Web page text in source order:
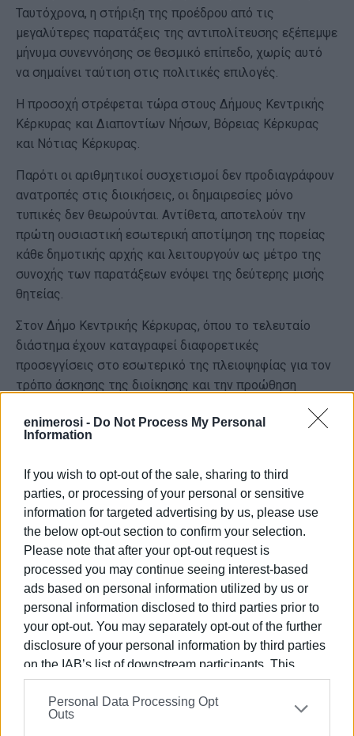
enimerosi - Do Not Process My Personal
Information
If you wish to opt-out of the sale, sharing to third
parties, or processing of your personal or sensitive
information for targeted advertising by us, please use
the below opt-out section to confirm your selection.
Please note that after your opt-out request is
processed you may continue seeing interest-based
ads based on personal information utilized by us or
personal information disclosed to third parties prior to
your opt-out. You may separately opt-out of the further
disclosure of your personal information by third parties
on the IAB’s list of downstream participants. This
information may also be disclosed by us to third parties
on theIAB’s List of Downstream Participants
that may
further disclose it to other third parties.
Personal Data Processing Opt
Outs
Ταυτόχρονα, η στήριξη της προέδρου από τις
μεγαλύτερες παρατάξεις της αντιπολίτευσης εξέπεμψε
μήνυμα συνεννόησης σε θεσμικό επίπεδο, χωρίς αυτό
να σημαίνει ταύτιση στις πολιτικές επιλογές.
Η προσοχή στρέφεται τώρα στους Δήμους Κεντρικής
Κέρκυρας και Διαποντίων Νήσων, Βόρειας Κέρκυρας
και Νότιας Κέρκυρας.
Παρότι οι αριθμητικοί συσχετισμοί δεν προδιαγράφουν
ανατροπές στις διοικήσεις, οι δημαιρεσίες μόνο
τυπικές δεν θεωρούνται. Αντίθετα, αποτελούν την
πρώτη ουσιαστική εσωτερική αποτίμηση της πορείας
κάθε δημοτικής αρχής και λειτουργούν ως μέτρο της
συνοχής των παρατάξεων ενόψει της δεύτερης μισής
θητείας.
Στον Δήμο Κεντρικής Κέρκυρας, όπου το τελευταίο
διάστημα έχουν καταγραφεί διαφορετικές
προσεγγίσεις στο εσωτερικό της πλειοψηφίας για τον
τρόπο άσκησης της διοίκησης και την προώθηση
τόσο στην έκβαση της ψηφοφορίας όσο στις επιλογές
των προσώπων. Σύμφωνα με συγκλίνουσες
εξετάζονταν διαφορετικά σενάρια για τη στελέχωση
του προεδρείου και κυρίως της Δημοτικής Επιτροπής,
με στόχο να εκπροσωπηθούν περισσότερες τάσεις της
πλειοψηφίας και να αποφευχθούν εσωτερικές τριβές.
Οι τελικές αποφάσεις, σύμφωνα με τις ίδιες
πληροφορίες, αναμένεται να ληφθούν κυριολεκτικά την
τελευταία στιγμή.
Στον Δήμο Βόρειας Κέρκυρας οι πληροφορίες
συγκλίνουν ότι δεν αναμένονται εκπλήξεις ως προς τη
ανακατανομή θεσμικών ρόλων ώστε περισσότεροι
δημοτικοί σύμβουλοι να αποκτήσουν ενεργό συμμετοχή